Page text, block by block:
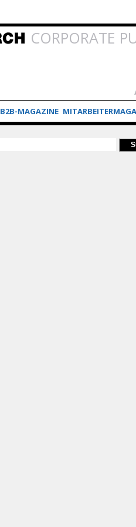
CORPORATE
B2B-MAGAZINE